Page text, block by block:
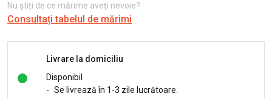
Nu știți de ce mărime aveți nevoie?
Consultați tabelul de mărimi
Livrare la domiciliu
Disponibil
- Se livrează în 1-3 zile lucrătoare.